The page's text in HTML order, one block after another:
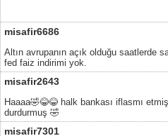
misafir6686
Altın avrupanın açık olduğu saatlerde
fed faiz indirimi yok.
misafir2643
Haaaa🤣😂😂 halk bankası iflasmı etmiş
durdurmuş 🤣
misafir7301